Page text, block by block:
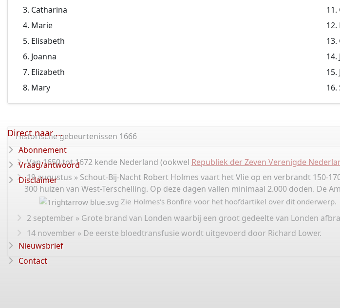
Catharina
Marie
Elisabeth
Joanna
Elizabeth
Mary
Historische gebeurtenissen 1666
Van 1650 tot 1672 kende Nederland (ookwel Republiek der Zeven Verenigde
19 augustus » Schout-Bij-Nacht Robert Holmes vaart het Vlie op en verbrandt 150-
300 huizen van West-Terschelling. Op deze dagen vallen minimaal 2.000 doden. De
Zie Holmes's Bonfire voor het hoofdartikel over dit onderwerp.
2 september » Grote brand van Londen waarbij een groot gedeelte van Londen
14 november » De eerste bloedtransfusie wordt uitgevoerd door Richard Lower.
Direct naar ...
Abonnement
Vraag/antwoord
Disclaimer
Nieuwsbrief
Contact